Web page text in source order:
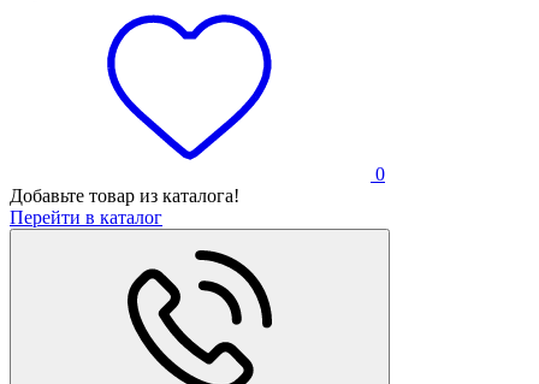
0
Добавьте товар из каталога!
Перейти в каталог